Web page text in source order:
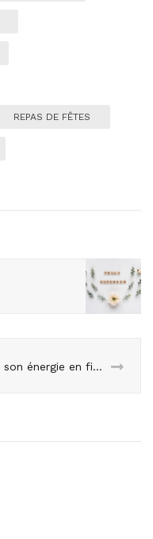
REPAS DE FÊTES
Conseils pour booster son énergie en fin d’année